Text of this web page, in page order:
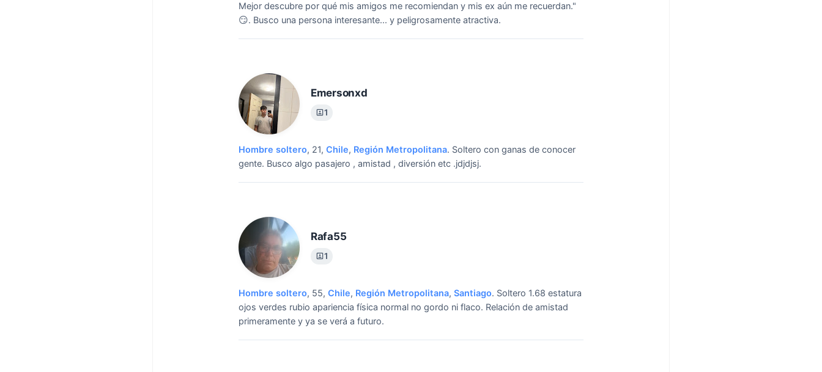
Mejor descubre por qué mis amigos me recomiendan y mis ex aún me recuerdan."
😏. Busco una persona interesante... y peligrosamente atractiva.
Emersonxd
1
Hombre soltero, 21, Chile, Región Metropolitana. Soltero con ganas de conocer
gente. Busco algo pasajero , amistad , diversión etc .jdjdjsj.
Rafa55
1
Hombre soltero, 55, Chile, Región Metropolitana, Santiago. Soltero 1.68 estatura
ojos verdes rubio apariencia física normal no gordo ni flaco. Relación de amistad
primeramente y ya se verá a futuro.